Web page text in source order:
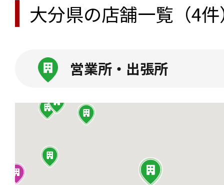
大分県の店舗一覧 （4
営業所・出張所